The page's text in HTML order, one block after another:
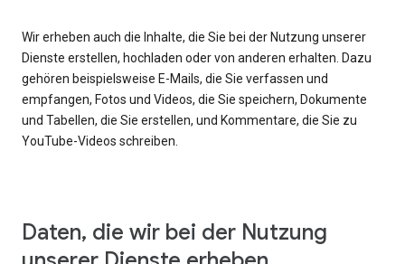
Wir erheben auch die Inhalte, die Sie bei der Nutzung unserer
Dienste erstellen, hochladen oder von anderen erhalten. Dazu
gehören beispielsweise E-Mails, die Sie verfassen und
empfangen, Fotos und Videos, die Sie speichern, Dokumente
und Tabellen, die Sie erstellen, und Kommentare, die Sie zu
YouTube-Videos schreiben.
Daten, die wir bei der Nutzung